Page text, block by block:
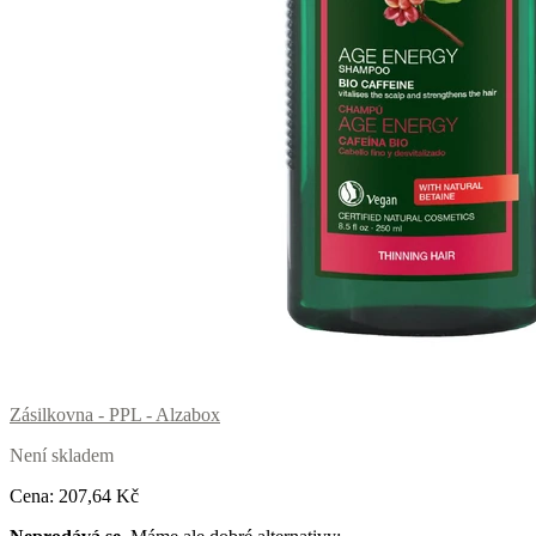
Zásilkovna - PPL - Alzabox
Není skladem
Cena: 207,64 Kč